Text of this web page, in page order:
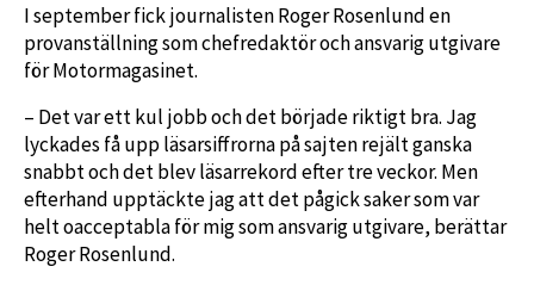
I september fick journalisten Roger Rosenlund en
provanställning som chefredaktör och ansvarig utgivare
för Motormagasinet.
– Det var ett kul jobb och det började riktigt bra. Jag
lyckades få upp läsarsiffrorna på sajten rejält ganska
snabbt och det blev läsarrekord efter tre veckor. Men
efterhand upptäckte jag att det pågick saker som var
helt oacceptabla för mig som ansvarig utgivare, berättar
Roger Rosenlund.